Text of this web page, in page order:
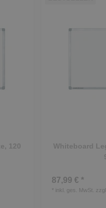
120
Whiteboard
87,99 € *
* inkl. ges. MwSt. zzgl.